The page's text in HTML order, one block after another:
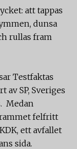
att tappas
dunsa
rullas fram
Testfaktas
av SP, Sveriges
Medan
felfritt
ett avfallet
sida.